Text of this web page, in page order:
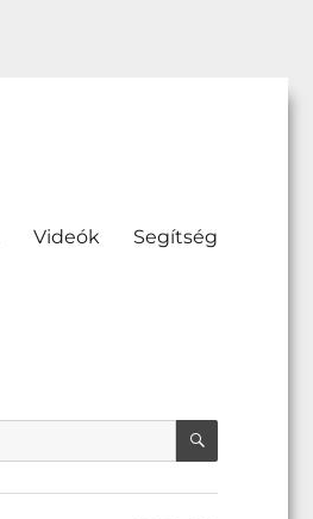
Videók Segítség
KERESÉS